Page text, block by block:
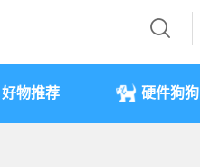
好物推荐 硬件狗狗